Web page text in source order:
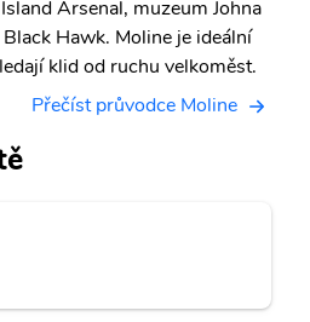
Arsenal, muzeum Johna
Hawk. Moline je ideální
klid od ruchu velkoměst.
Přečíst průvodce Moline